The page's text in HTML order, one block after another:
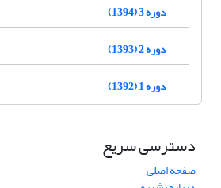
دوره 3 (1394)
دوره 2 (1393)
دوره 1 (1392)
دسترسی سریع
صفحه اصلی